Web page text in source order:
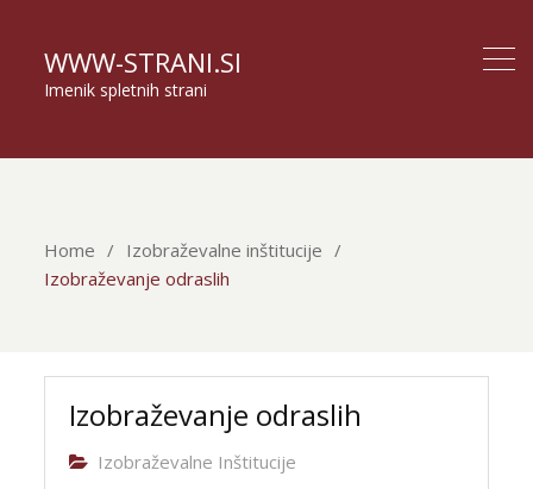
WWW-STRANI.SI
Imenik spletnih strani
Home
Izobraževalne inštitucije
Izobraževanje odraslih
Izobraževanje odraslih
Izobraževalne Inštitucije